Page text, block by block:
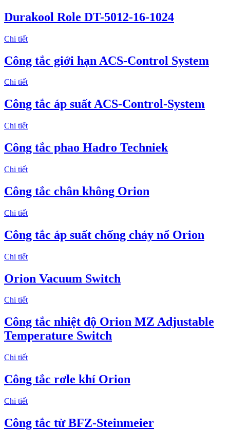
Durakool Role DT-5012-16-1024
Chi tiết
Công tắc giới hạn ACS-Control System
Chi tiết
Công tắc áp suất ACS-Control-System
Chi tiết
Công tắc phao Hadro Techniek
Chi tiết
Công tắc chân không Orion
Chi tiết
Công tắc áp suất chống cháy nổ Orion
Chi tiết
Orion Vacuum Switch
Chi tiết
Công tắc nhiệt độ Orion MZ Adjustable
Temperature Switch
Chi tiết
Công tắc rơle khí Orion
Chi tiết
Công tắc từ BFZ-Steinmeier